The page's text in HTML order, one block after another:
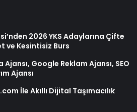
2026 YKS Adaylarına Çifte
ve Kesintisiz Burs
Google Reklam Ajansı, SEO
Ajansı
İle Akıllı Dijital Taşımacılık